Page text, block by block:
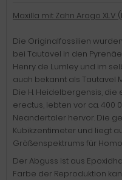
Maxilla mit Zahn Arago
Die Originalfossilien
bei Tautavel in den
Henry de Lumley und im
auch bekannt als Tautavel
Die H. Heidelbergensis,
erectus, lebten vor ca. 400
Neandertaler hervor. Die
Kubikzentimeter und liegt
Größenspektrums für
Der Abguss ist aus
Farbe der Reproduktion